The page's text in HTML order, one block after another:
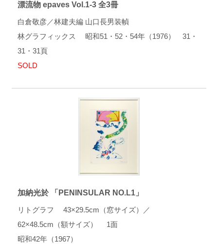
漂流物 epaves Vol.1-3 全3冊
白倉敬彦／林建夫編 山口長男装幀
林グラフィックス 昭和51・52・54年（1976） 31・
31・31頁
SOLD
加納光於 「PENINSULAR NO.L1」
リトグラフ 43×29.5cm（窓サイズ）／
62×48.5cm（額サイズ） 1面
昭和42年（1967）